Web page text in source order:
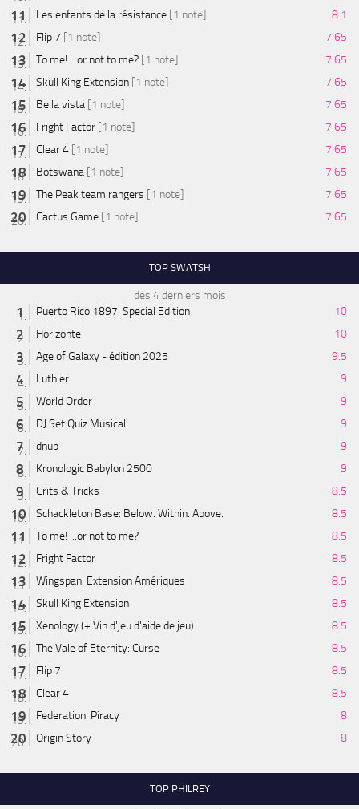
Les enfants de la résistance [1 note]
8.1
Flip 7 [1 note]
7.65
To me! ...or not to me? [1 note]
7.65
Skull King Extension [1 note]
7.65
Bella vista [1 note]
7.65
Fright Factor [1 note]
7.65
Clear 4 [1 note]
7.65
Botswana [1 note]
7.65
The Peak team rangers [1 note]
7.65
Cactus Game [1 note] 7.65
TOP SWATSH
des 4 derniers mois
Puerto Rico 1897: Special Edition
10
Horizonte
10
Age of Galaxy - édition 2025
9.5
Luthier
9
World Order
9
DJ Set Quiz Musical
9
dnup
9
Kronologic Babylon 2500
9
Crits & Tricks
8.5
Schackleton Base: Below. Within. Above.
8.5
To me! ...or not to me?
8.5
Fright Factor
8.5
Wingspan: Extension Amériques
8.5
Skull King Extension
8.5
Xenology (+ Vin d'jeu d'aide de jeu)
8.5
The Vale of Eternity: Curse
8.5
Flip 7
8.5
Clear 4
8.5
Federation: Piracy
8
Origin Story
8
TOP PHILREY